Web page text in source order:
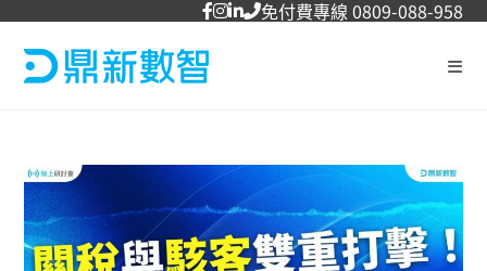
免付費專線 0809-088-958